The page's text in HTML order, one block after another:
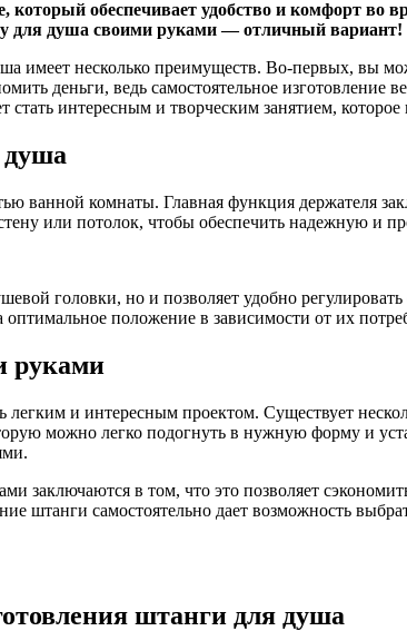
обеспечивает удобство и комфорт во
для душа своими руками — отличный вариант!
имеет несколько преимуществ. Во-первых, вы
деньги, ведь самостоятельное
интересным и творческим занятием,
душа
ванной комнаты. Главная функция держателя
или потолок, чтобы обеспечить надежную и
головки, но и позволяет удобно
положение в зависимости от их
руками
и интересным проектом. Существует
можно легко подогнуть в нужную форму и
заключаются в том, что это позволяет
штанги самостоятельно дает возможность
штанги для душа